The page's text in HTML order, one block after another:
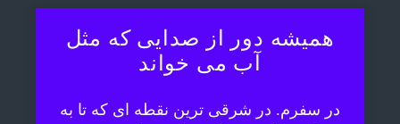
همیشه دور از صدایی که مثل
آب می خواند
در سفرم. در شرقی ترین نقطه ای که تا به